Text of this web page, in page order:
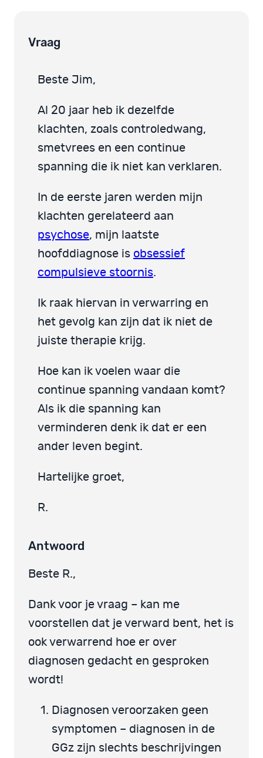
Vraag
Beste Jim,
Al 20 jaar heb ik dezelfde
klachten, zoals controledwang,
smetvrees en een continue
spanning die ik niet kan verklaren.
In de eerste jaren werden mijn
klachten gerelateerd aan
psychose, mijn laatste
hoofddiagnose is obsessief
compulsieve stoornis.
Ik raak hiervan in verwarring en
het gevolg kan zijn dat ik niet de
juiste therapie krijg.
Hoe kan ik voelen waar die
continue spanning vandaan komt?
Als ik die spanning kan
verminderen denk ik dat er een
ander leven begint.
Hartelijke groet,
R.
Antwoord
Beste R.,
Dank voor je vraag – kan me
voorstellen dat je verward bent, het is
ook verwarrend hoe er over
diagnosen gedacht en gesproken
wordt!
Diagnosen veroorzaken geen
symptomen – diagnosen in de
GGz zijn slechts beschrijvingen